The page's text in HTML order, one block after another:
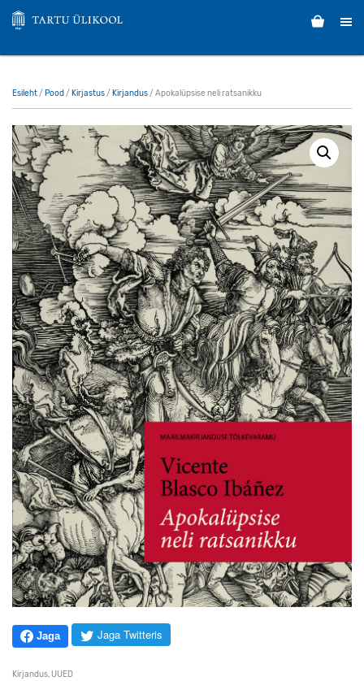
Esileht/ Pood / Kirjastus/ Kirjandus/ Apokalüpsise neli ratsanikku
Jaga Jaga Twitteris
Kirjandus, UUED